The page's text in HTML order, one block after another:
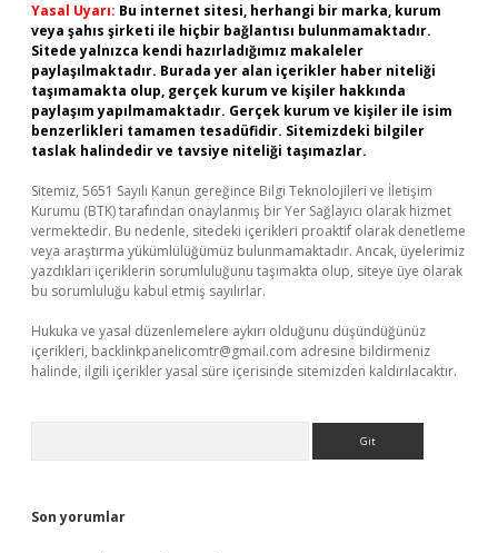
Yasal Uyarı: Bu internet sitesi, herhangi bir marka, kurum
veya şahıs şirketi ile hiçbir bağlantısı bulunmamaktadır.
Sitede yalnızca kendi hazırladığımız makaleler
paylaşılmaktadır. Burada yer alan içerikler haber niteliği
taşımamakta olup, gerçek kurum ve kişiler hakkında
paylaşım yapılmamaktadır. Gerçek kurum ve kişiler ile isim
benzerlikleri tamamen tesadüfidir. Sitemizdeki bilgiler
taslak halindedir ve tavsiye niteliği taşımazlar.
Sitemiz, 5651 Sayılı Kanun gereğince Bilgi Teknolojileri ve İletişim
Kurumu (BTK) tarafından onaylanmış bir Yer Sağlayıcı olarak hizmet
vermektedir. Bu nedenle, sitedeki içerikleri proaktif olarak denetleme
veya araştırma yükümlülüğümüz bulunmamaktadır. Ancak, üyelerimiz
yazdıkları içeriklerin sorumluluğunu taşımakta olup, siteye üye olarak
bu sorumluluğu kabul etmiş sayılırlar.
Hukuka ve yasal düzenlemelere aykırı olduğunu düşündüğünüz
içerikleri, backlinkpanelicomtr@gmail.com adresine bildirmeniz
halinde, ilgili içerikler yasal süre içerisinde sitemizden kaldırılacaktır.
Son yorumlar